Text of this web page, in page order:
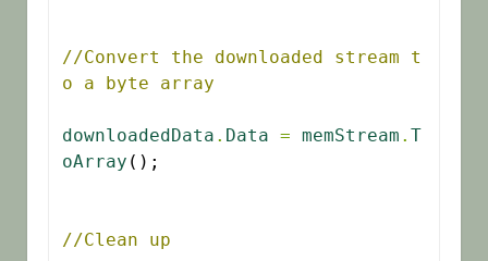
//Convert the downloaded stream t
o a byte array
downloadedData . Data = memStream . T
oArray ();
//Clean up